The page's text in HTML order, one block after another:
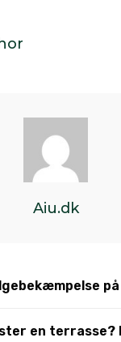
Aiu.dk
en terrasse?